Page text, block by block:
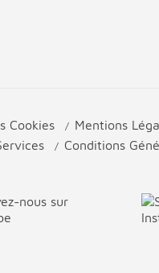
Cookies Mentions
Conditions